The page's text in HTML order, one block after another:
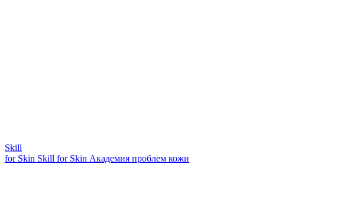
Skill
for Skin Skill for Skin Академия проблем кожи